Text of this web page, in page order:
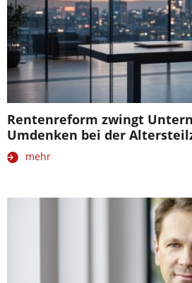
Rentenreform zwingt
Umdenken bei der
mehr